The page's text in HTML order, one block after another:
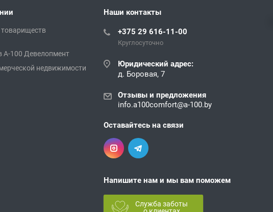
А-100 Девелопмент
недвижимости
Наши контакты
+375 29 616-11-00
Круглосуточно
Юридический адрес:
д. Боровая, 7
Отзывы и предложения
info.a100comfort@a-100.by
Оставайтесь на связи
Напишите нам и мы вам поможем
Служба заботы